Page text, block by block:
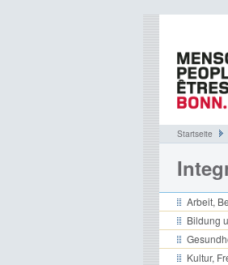
Startseite
Arbeit,
Bildung
Kultur,